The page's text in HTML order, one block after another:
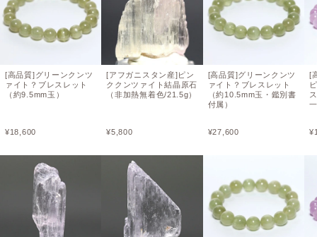
[高品質]グリーンクンツ
ァイト？ブレスレット
（約9.5mm玉）
¥18,600
[アフガニスタン産]ピン
ククンツァイト結晶原石
（非加熱無着色/21.5g）
¥5,800
[高品質]グリーンクンツ
ァイト？ブレスレット
（約10.5mm玉・鑑別書
付属）
¥27,600
[
¥